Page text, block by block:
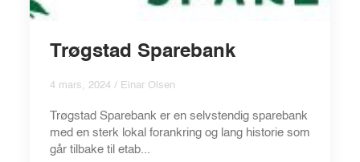
Trøgstad Sparebank
4 mars, 2024 / Einar Olsen
Trøgstad Sparebank er en selvstendig sparebank
med en sterk lokal forankring og lang historie som
går tilbake til etab...